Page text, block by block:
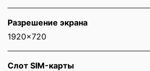
Разрешение экрана
1920x720
Слот SIM-карты